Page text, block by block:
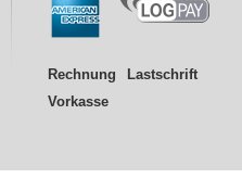
Rechnung
Lastschrift
Vorkasse